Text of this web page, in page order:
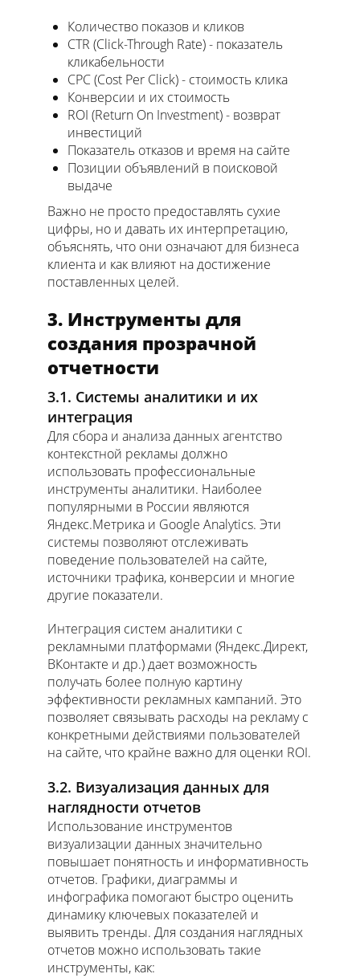
Количество показов и кликов
CTR (Click-Through Rate) - показатель
кликабельности
CPC (Cost Per Click) - стоимость клика
Конверсии и их стоимость
ROI (Return On Investment) - возврат
инвестиций
Показатель отказов и время на сайте
Позиции объявлений в поисковой
выдаче
Важно не просто предоставлять сухие
цифры, но и давать их интерпретацию,
объяснять, что они означают для бизнеса
клиента и как влияют на достижение
поставленных целей.
3. Инструменты для
создания прозрачной
отчетности
3.1. Системы аналитики и их
интеграция
Для сбора и анализа данных агентство
контекстной рекламы должно
использовать профессиональные
инструменты аналитики. Наиболее
популярными в России являются
Яндекс.Метрика и Google Analytics. Эти
системы позволяют отслеживать
поведение пользователей на сайте,
источники трафика, конверсии и многие
другие показатели.
Интеграция систем аналитики с
рекламными платформами (Яндекс.Директ,
ВКонтакте и др.) дает возможность
получать более полную картину
эффективности рекламных кампаний. Это
позволяет связывать расходы на рекламу с
конкретными действиями пользователей
на сайте, что крайне важно для оценки ROI.
3.2. Визуализация данных для
наглядности отчетов
Использование инструментов
визуализации данных значительно
повышает понятность и информативность
отчетов. Графики, диаграммы и
инфографика помогают быстро оценить
динамику ключевых показателей и
выявить тренды. Для создания наглядных
отчетов можно использовать такие
инструменты, как: